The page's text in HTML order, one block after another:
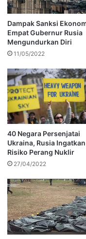
Dampak Sanksi
Empat Gubernur Rusia
Mengundurkan Diri
11/05/2022
40 Negara Persenjatai
Ukraina, Rusia Ingatkan
Risiko Perang Nuklir
27/04/2022